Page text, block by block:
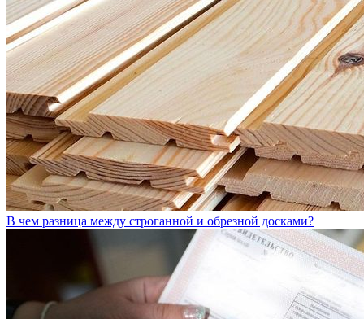
В чем разница между строганной и обрезной досками?